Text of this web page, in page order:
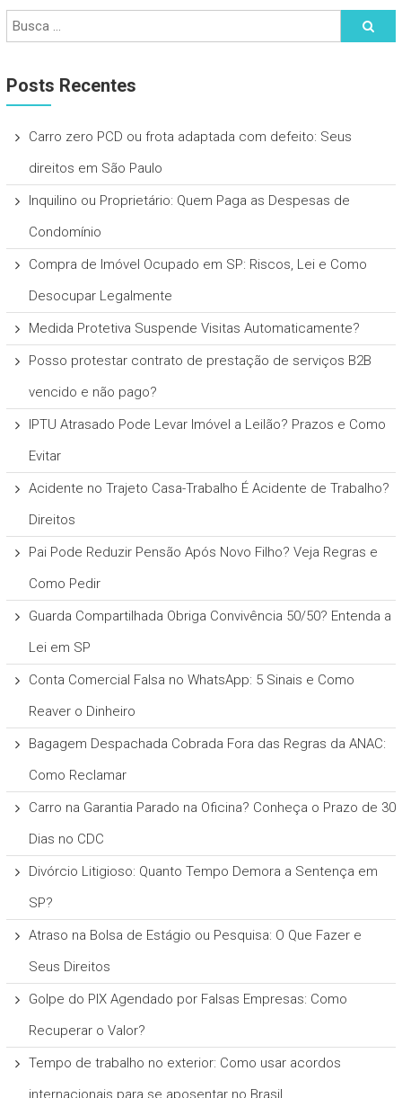
Posts Recentes
Carro zero PCD ou frota adaptada com defeito: Seus
direitos em São Paulo
Inquilino ou Proprietário: Quem Paga as Despesas de
Condomínio
Compra de Imóvel Ocupado em SP: Riscos, Lei e Como
Desocupar Legalmente
Medida Protetiva Suspende Visitas Automaticamente?
Posso protestar contrato de prestação de serviços B2B
vencido e não pago?
IPTU Atrasado Pode Levar Imóvel a Leilão? Prazos e Como
Evitar
Acidente no Trajeto Casa-Trabalho É Acidente de Trabalho?
Direitos
Pai Pode Reduzir Pensão Após Novo Filho? Veja Regras e
Como Pedir
Guarda Compartilhada Obriga Convivência 50/50? Entenda a
Lei em SP
Conta Comercial Falsa no WhatsApp: 5 Sinais e Como
Reaver o Dinheiro
Bagagem Despachada Cobrada Fora das Regras da ANAC:
Como Reclamar
Carro na Garantia Parado na Oficina? Conheça o Prazo de 30
Dias no CDC
Divórcio Litigioso: Quanto Tempo Demora a Sentença em
SP?
Atraso na Bolsa de Estágio ou Pesquisa: O Que Fazer e
Seus Direitos
Golpe do PIX Agendado por Falsas Empresas: Como
Recuperar o Valor?
Tempo de trabalho no exterior: Como usar acordos
internacionais para se aposentar no Brasil